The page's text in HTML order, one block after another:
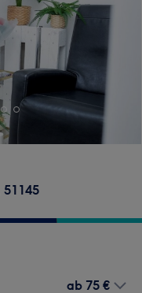
51145
ab 75 €